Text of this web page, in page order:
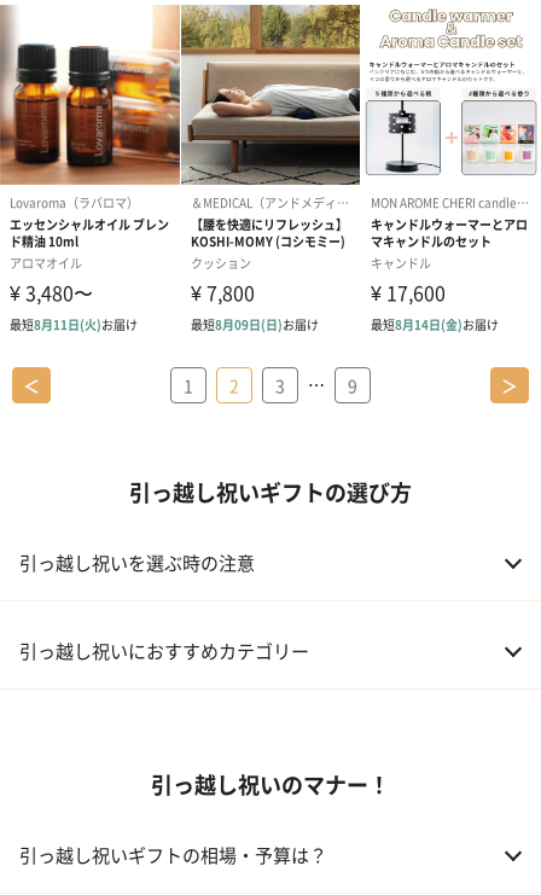
＜ 1 2 3 … 9 ＞
引っ越し祝いギフトの選び方
引っ越し祝いを選ぶ時の注意
引っ越し祝いにおすすめカテゴリー
03 スイーツ
引っ越し祝いのマナー！
引っ越し祝いギフトの相場・予算は？